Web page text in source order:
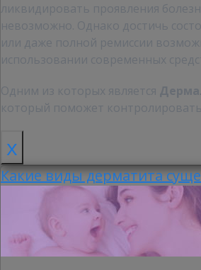
ликвидировать проявления
невозможно. Однако достичь
или даже полной ремиссии
использовании современных
Одним из которых является
который поможет контролировать
x
Какие виды дерматита